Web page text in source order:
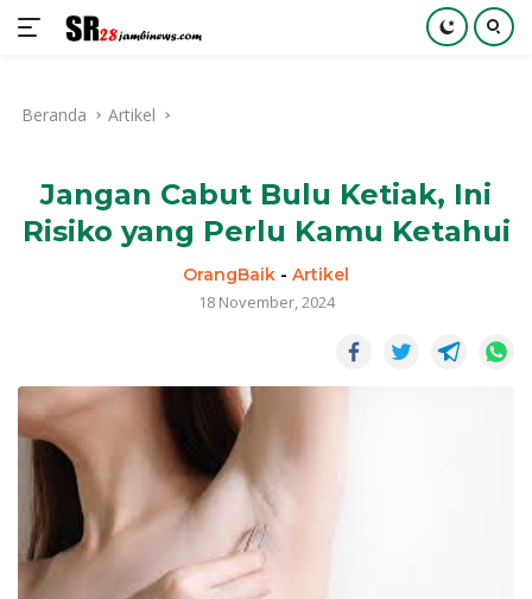
kontenBeranda Artikel
Jangan Cabut Bulu Ketiak, Ini
Risiko yang Perlu Kamu Ketahui
OrangBaik - Artikel
18 November, 2024